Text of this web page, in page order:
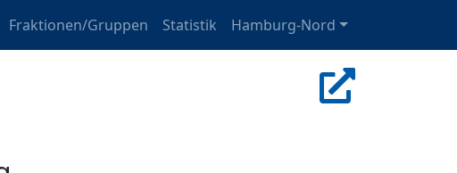
Fraktionen/Gruppen Statistik Hamburg-Nord